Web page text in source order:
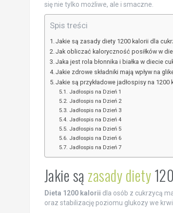
się nie tylko możliwe, ale i smaczne.
Spis treści
Jakie są zasady diety 1200 kalorii dla
Jak obliczać kaloryczność posiłków w
Jaka jest rola błonnika i białka w diecie
Jakie zdrowe składniki mają wpływ na
Jakie są przykładowe jadłospisy na
Jadłospis na Dzień 1
Jadłospis na Dzień 2
Jadłospis na Dzień 3
Jadłospis na Dzień 4
Jadłospis na Dzień 5
Jadłospis na Dzień 6
Jadłospis na Dzień 7
Jakie są zasady diety
Dieta 1200 kalorii dla osób z cukrzycą
oraz stabilizację poziomu glukozy we